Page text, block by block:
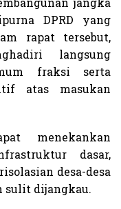
DPRD yang
rapat tersebut,
langsung
fraksi serta
atas masukan
menekankan
dasar,
desa-desa
sulit dijangkau.